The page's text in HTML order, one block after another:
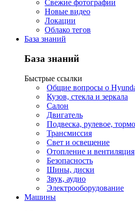
Свежие фотографии
Новые видео
Локации
Облако тегов
База знаний
База знаний
Быстрые ссылки
Общие вопросы о
Кузов, стекла и зеркала
Салон
Двигатель
Подвеска, рулевое,
Трансмиссия
Свет и освещение
Отопление и вентиляция
Безопасность
Шины, диски
Звук, аудио
Электрооборудование
Машины